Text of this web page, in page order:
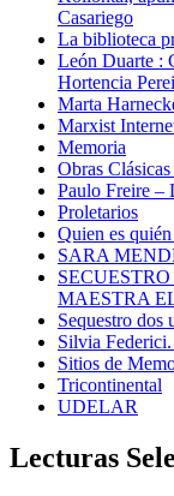
Casariego
La biblioteca
León Duarte :
Hortencia
Marta
Marxist
Memoria
Obras
Paulo Freire –
Proletarios
Quien es
SARA
MAESTRA
Sequestro dos
Silvia
Sitios de
Tricontinental
UDELAR
Lecturas